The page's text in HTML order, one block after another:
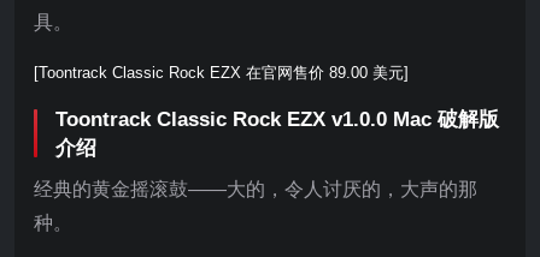
具。
[Toontrack Classic Rock EZX 在官网售价 89.00 美元]
Toontrack Classic Rock EZX v1.0.0 Mac 破解版
介绍
经典的黄金摇滚鼓——大的，令人讨厌的，大声的那
种。